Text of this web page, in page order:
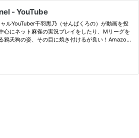
- YouTube
ルYouTuber千羽黒乃（せんばくろの）が動画を投
心にネット麻雀の実況プレイをしたり、Mリーグを
天狗の姿、その目に焼き付けるが良い！Amazon